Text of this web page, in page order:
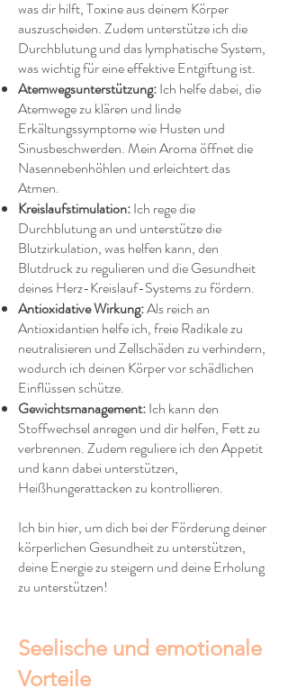
was dir hilft, Toxine aus deinem Körper
auszuscheiden. Zudem unterstütze ich die
Durchblutung und das lymphatische System,
was wichtig für eine effektive Entgiftung ist.
Atemwegsunterstützung:Ich helfe dabei, die
Atemwege zu klären und linde
Erkältungssymptome wie Husten und
Sinusbeschwerden. Mein Aroma öffnet die
Nasennebenhöhlen und erleichtert das
Atmen.
Kreislaufstimulation:Ich rege die
Durchblutung an und unterstütze die
Blutzirkulation, was helfen kann, den
Blutdruck zu regulieren und die Gesundheit
deines Herz-Kreislauf-Systems zu fördern.
Antioxidative Wirkung:Als reich an
Antioxidantien helfe ich, freie Radikale zu
neutralisieren und Zellschäden zu verhindern,
wodurch ich deinen Körper vor schädlichen
Einflüssen schütze.
Gewichtsmanagement:Ich kann den
Stoffwechsel anregen und dir helfen, Fett zu
verbrennen. Zudem reguliere ich den Appetit
und kann dabei unterstützen,
Heißhungerattacken zu kontrollieren.
Ich bin hier, um dich bei der Förderung deiner
körperlichen Gesundheit zu unterstützen,
deine Energie zu steigern und deine Erholung
zu unterstützen!
Seelische und emotionale
Vorteile